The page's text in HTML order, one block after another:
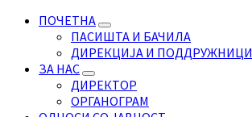
ПОЧЕТНА
ПАСИШТА И БАЧИЛА
ДИРЕКЦИЈА И ПОДДРУЖНИЦИ
ЗА НАС
ДИРЕКТОР
ОРГАНОГРАМ